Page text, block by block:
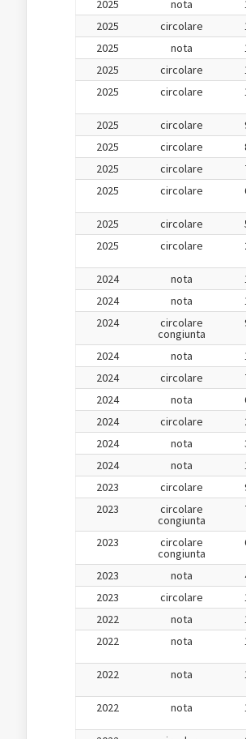
2025
nota
2025
circolare
2025
nota
2025
circolare
2025
circolare
2025
circolare
2025
circolare
2025
circolare
2025
circolare
2025
circolare
2025
circolare
2024
nota
2024
nota
2024
circolare
congiunta
2024 nota
2024
circolare
2024
nota
2024
circolare
2024
nota
2024
nota
2023
circolare
2023
circolare
congiunta
2023
circolare
congiunta
2023 nota
2023
circolare
2022
nota
2022
nota
2022
nota
2022
nota